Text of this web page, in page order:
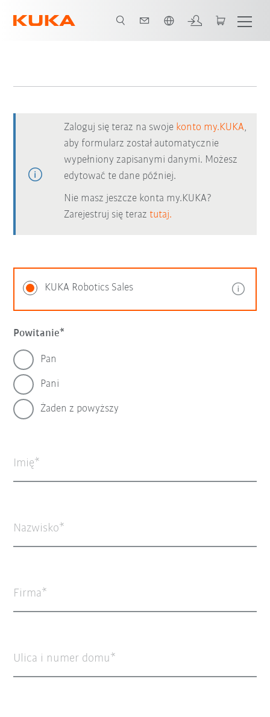
Zaloguj się teraz na swoje konto my.KUKA,
aby formularz został automatycznie
wypełniony zapisanymi danymi. Możesz
edytować te dane później.
Nie masz jeszcze konta my.KUKA?
Zarejestruj się teraztutaj.
KUKA Robotics Sales
Powitanie
Pan
Pani
Żaden z powyższy
Imię
Nazwisko
Firma
Ulica i numer domu